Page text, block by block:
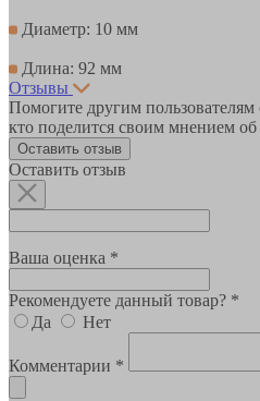
Диаметр: 10 мм
Длина: 92 мм
Отзывы
Помогите другим
кто поделится своим мнением об
Оставить отзыв
Оставить отзыв
Ваша оценка *
Рекомендуете данный товар? *
Да
Нет
Комментарии *